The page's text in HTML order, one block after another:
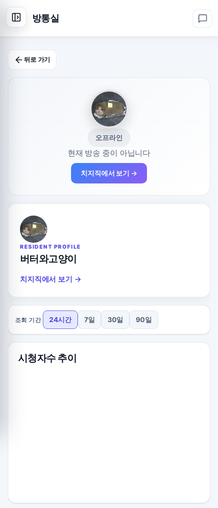
방통실
뒤로 가기
오프라인
현재 방송 중이 아닙니다
치지직에서 보기 →
RESIDENT PROFILE
버터와고양이
치지직에서 보기 →
조회 기간 24시간 7일 30일 90일
시청자수 추이